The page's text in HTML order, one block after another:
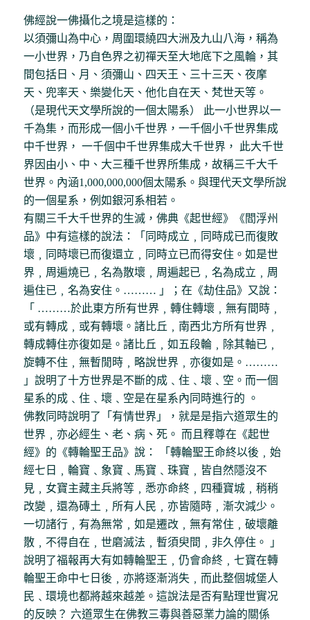
佛經說一佛攝化之境是這樣的：
以須彌山為中心，周圍環繞四大洲及九山八海，稱為
一小世界，乃自色界之初禪天至大地底下之風輪，其
間包括日、月、須彌山、四天王、三十三天、夜摩
天、兜率天、樂變化天、他化自在天、梵世天等。
（是現代天文學所說的一個太陽系） 此一小世界以一
千為集，而形成一個小千世界，一千個小千世界集成
中千世界， 一千個中千世界集成大千世界， 此大千世
界因由小、中、大三種千世界所集成，故稱三千大千
世界。內涵1,000,000,000個太陽系。與理代天文學所說
的一個星系，例如銀河系相若。
有關三千大千世界的生滅，佛典《起世經》《閻浮州
品》中有這樣的說法：「同時成立﹐同時成已而復敗
壞﹐同時壞已而復還立﹐同時立已而得安住。如是世
界﹐周遍燒已﹐名為散壞﹐周遍起已﹐名為成立﹐周
遍住已﹐名為安住。……… 」；在《劫住品》又說：
「 ………於此東方所有世界﹐轉住轉壞﹐無有間時﹐
或有轉成﹐或有轉壞。諸比丘﹐南西北方所有世界﹐
轉成轉住亦復如是。諸比丘﹐如五段輪﹐除其軸已﹐
旋轉不住﹐無暫閒時﹐略說世界﹐亦復如是。………
」說明了十方世界是不斷的成﹑住﹑壞﹑空。而一個
星系的成﹑住﹑壞﹑空是在星系內同時進行的 。
佛教同時說明了「有情世界」，就是是指六道眾生的
世界﹐亦必經生、老、病、死。 而且釋尊在《起世
經》的《轉輪聖王品》說： 「轉輪聖王命終以後﹐始
經七日﹐輪寶﹑象寶﹑馬寶﹑珠寶﹐皆自然隱沒不
見﹐女寶主藏主兵將等﹐悉亦命終﹐四種寶城﹐稍稍
改變﹐還為磚土﹐所有人民﹐亦皆隨時﹐漸次減少。
一切諸行﹐有為無常﹐如是遷改﹐無有常住﹐破壞離
散﹐不得自在﹐世磨滅法﹐暫須臾間﹐非久停住。 」
說明了福報再大有如轉輪聖王﹐仍會命終﹐七寶在轉
輪聖王命中七日後﹐亦將逐漸消失﹐而此整個城堡人
民﹑環境也都將越來越差。這說法是否有點理世實况
的反映？ 六道眾生在佛教三毒與善惡業力論的關係